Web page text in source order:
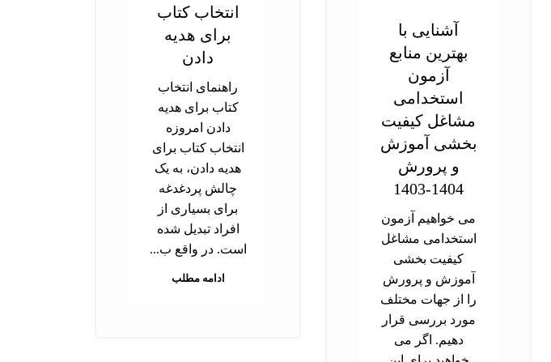
آشنایی با
بهترین منابع
آزمون
استخدامی
مشاغل کیفیت
بخشی آموزش
و پرورش
1404-1403
می خواهیم آزمون
استخدامی مشاغل
کیفیت بخشی
آموزش و پرورش
را از جهات مختلف
مورد بررسی قرار
دهیم. اگر می
انتخاب کتاب
برای هدیه
دادن
راهنمای انتخاب
کتاب برای هدیه
دادن امروزه
انتخاب کتاب برای
هدیه دادن، به یک
چالش پردغدغه
برای بسیاری از
افراد تبدیل شده
است. در واقع ب...
ادامه مطلب